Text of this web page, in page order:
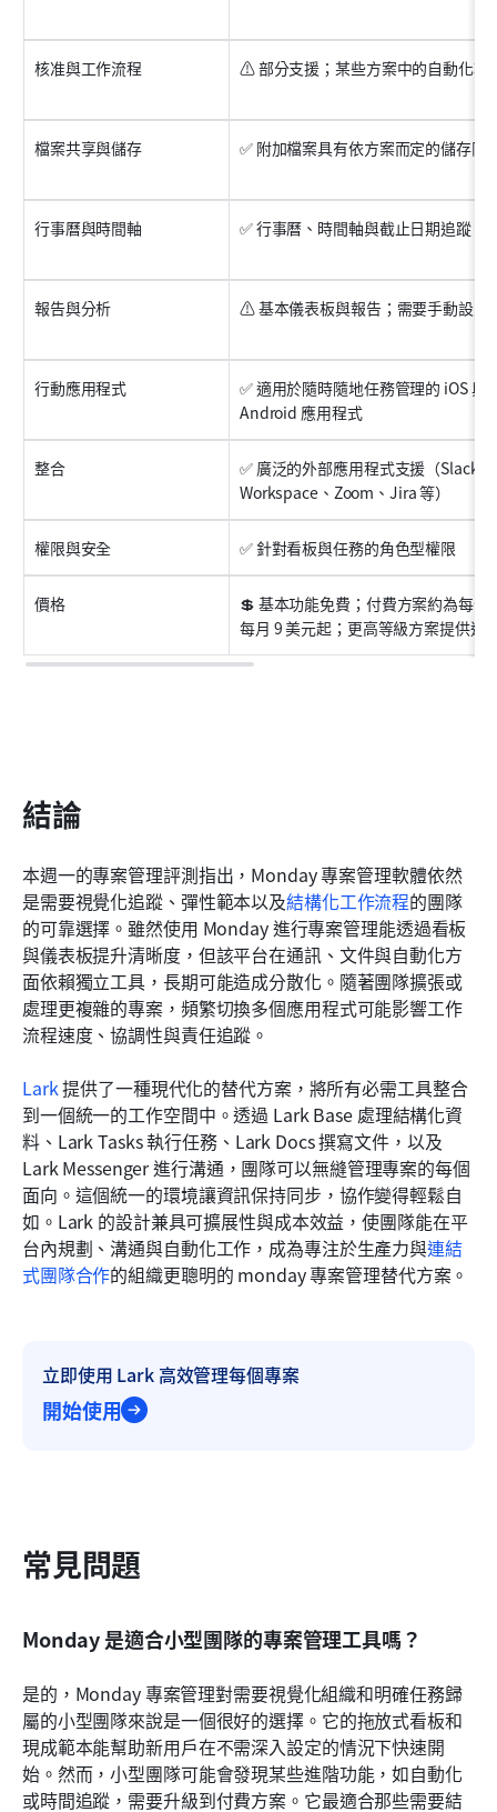
核准與工作流程 ⚠️ 部分支援；某些方案中的自動化功
檔案共享與儲存 ✅ 附加檔案具有依方案而定的儲存限
行事曆與時間軸 ✅ 行事曆、時間軸與截止日期追蹤
報告與分析 ⚠️ 基本儀表板與報告；需要手動設定
行動應用程式
✅ 適用於隨時隨地任務管理的 iOS 與
Android 應用程式
整合
✅ 廣泛的外部應用程式支援（Slack
Workspace、Zoom、Jira 等）
權限與安全 ✅ 針對看板與任務的角色型權限
價格
💲 基本功能免費；付費方案約為每位
每月 9 美元起；更高等級方案提供進
結論
本週一的專案管理評測指出，Monday 專案管理軟體依然
是需要視覺化追蹤、彈性範本以及結構化工作流程的團隊
的可靠選擇。雖然使用 Monday 進行專案管理能透過看板
與儀表板提升清晰度，但該平台在通訊、文件與自動化方
面依賴獨立工具，長期可能造成分散化。隨著團隊擴張或
處理更複雜的專案，頻繁切換多個應用程式可能影響工作
流程速度、協調性與責任追蹤。
Lark 提供了一種現代化的替代方案，將所有必需工具整合
到一個統一的工作空間中。透過 Lark Base 處理結構化資
料、Lark Tasks 執行任務、Lark Docs 撰寫文件，以及
Lark Messenger 進行溝通，團隊可以無縫管理專案的每個
面向。這個統一的環境讓資訊保持同步，協作變得輕鬆自
如。Lark 的設計兼具可擴展性與成本效益，使團隊能在平
台內規劃、溝通與自動化工作，成為專注於生產力與連結
式團隊合作的組織更聰明的 monday 專案管理替代方案。
立即使用 Lark 高效管理每個專案
開始使用
常見問題
Monday 是適合小型團隊的專案管理工具嗎？
是的，Monday 專案管理對需要視覺化組織和明確任務歸
屬的小型團隊來說是一個很好的選擇。它的拖放式看板和
現成範本能幫助新用戶在不需深入設定的情況下快速開
始。然而，小型團隊可能會發現某些進階功能，如自動化
或時間追蹤，需要升級到付費方案。它最適合那些需要結